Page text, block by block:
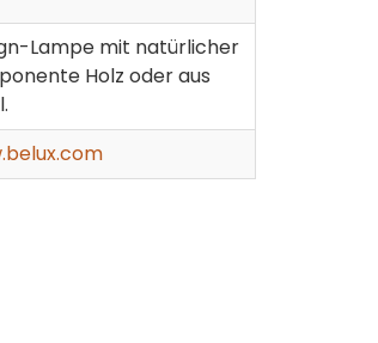
Lampe mit natürlicher
Holz oder aus